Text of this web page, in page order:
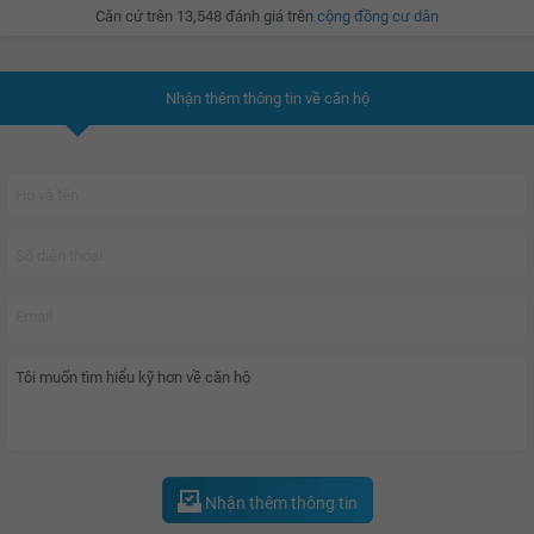
Quy mô và tiện ích?
non Vinschool, siêu thị điện máy Vinpro, quầy bar, phòng gym, sân chơi thể
Lấy ý tưởng dựa trên vai trò quan trọng của nước – sự khởi nguồn của sự
cho cộng đồng, xã hội.Căn cứ trên 13,548 đánh giá trên cộng đồng cư dân
Nhận thêm thông tin về căn hộ
Nhận thêm thông tin